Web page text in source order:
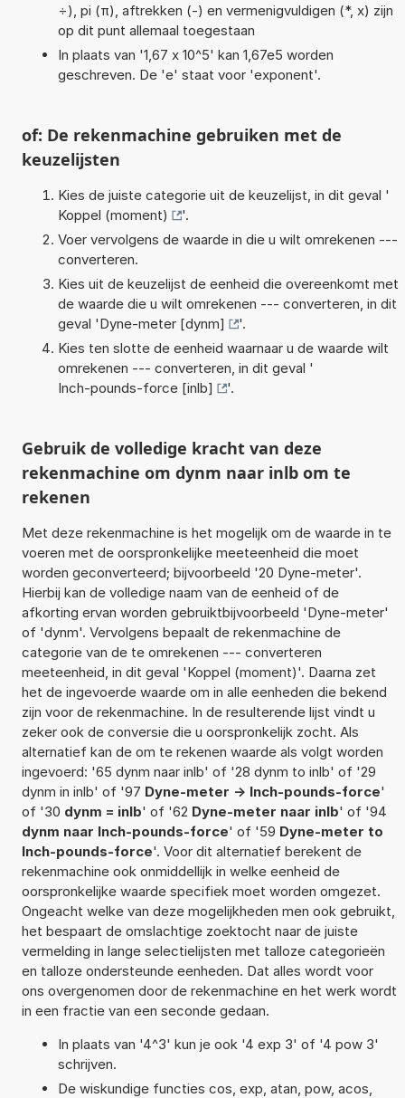
÷), pi (π), aftrekken (-) en vermenigvuldigen (*, x) zijn
op dit punt allemaal toegestaan
In plaats van '1,67 x 10^5' kan 1,67e5 worden
geschreven. De 'e' staat voor 'exponent'.
of: De rekenmachine gebruiken met de
keuzelijsten
Kies de juiste categorie uit de keuzelijst, in dit geval '
Koppel (moment)
'.
Voer vervolgens de waarde in die u wilt omrekenen ---
converteren.
Kies uit de keuzelijst de eenheid die overeenkomt met
de waarde die u wilt omrekenen --- converteren, in dit
geval 'Dyne-meter [dynm]
'.
Kies ten slotte de eenheid waarnaar u de waarde wilt
omrekenen --- converteren, in dit geval '
Inch-pounds-force [inlb]
'.
Gebruik de volledige kracht van deze
rekenmachine om dynm naar inlb om te
rekenen
Met deze rekenmachine is het mogelijk om de waarde in te
voeren met de oorspronkelijke meeteenheid die moet
worden geconverteerd; bijvoorbeeld '20 Dyne-meter'.
Hierbij kan de volledige naam van de eenheid of de
afkorting ervan worden gebruiktbijvoorbeeld 'Dyne-meter'
of 'dynm'. Vervolgens bepaalt de rekenmachine de
categorie van de te omrekenen --- converteren
meeteenheid, in dit geval 'Koppel (moment)'. Daarna zet
het de ingevoerde waarde om in alle eenheden die bekend
zijn voor de rekenmachine. In de resulterende lijst vindt u
zeker ook de conversie die u oorspronkelijk zocht. Als
alternatief kan de om te rekenen waarde als volgt worden
ingevoerd: '65 dynm naar inlb' of '28 dynm to inlb' of '29
dynm in inlb' of '97 Dyne-meter -> Inch-pounds-force'
of '30 dynm = inlb' of '62 Dyne-meter naar inlb' of '94
dynm naar Inch-pounds-force' of '59 Dyne-meter to
Inch-pounds-force'. Voor dit alternatief berekent de
rekenmachine ook onmiddellijk in welke eenheid de
oorspronkelijke waarde specifiek moet worden omgezet.
Ongeacht welke van deze mogelijkheden men ook gebruikt,
het bespaart de omslachtige zoektocht naar de juiste
vermelding in lange selectielijsten met talloze categorieën
en talloze ondersteunde eenheden. Dat alles wordt voor
ons overgenomen door de rekenmachine en het werk wordt
in een fractie van een seconde gedaan.
In plaats van '4^3' kun je ook '4 exp 3' of '4 pow 3'
schrijven.
De wiskundige functies cos, exp, atan, pow, acos,